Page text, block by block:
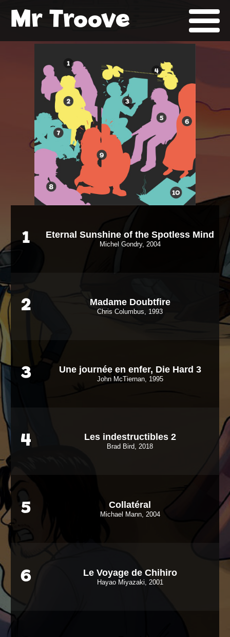
Mr Troove
1 Eternal Sunshine of the Spotless Mind
Michel Gondry, 2004
2 Madame Doubtfire
Chris Columbus, 1993
3 Une journée en enfer, Die Hard 3
John McTiernan, 1995
4 Les indestructibles 2
Brad Bird, 2018
5 Collatéral
Michael Mann, 2004
6 Le Voyage de Chihiro
Hayao Miyazaki, 2001